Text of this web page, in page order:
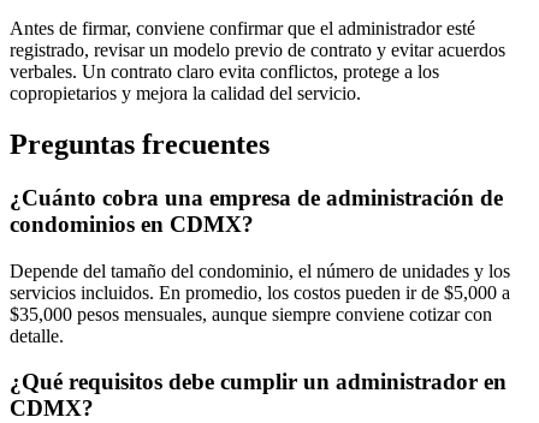
Antes de firmar, conviene confirmar que el administrador esté
registrado, revisar un modelo previo de contrato y evitar acuerdos
verbales. Un contrato claro evita conflictos, protege a los
copropietarios y mejora la calidad del servicio.
Preguntas frecuentes
¿Cuánto cobra una empresa de administración de
condominios en CDMX?
Depende del tamaño del condominio, el número de unidades y los
servicios incluidos. En promedio, los costos pueden ir de $5,000 a
$35,000 pesos mensuales, aunque siempre conviene cotizar con
detalle.
¿Qué requisitos debe cumplir un administrador en
CDMX?